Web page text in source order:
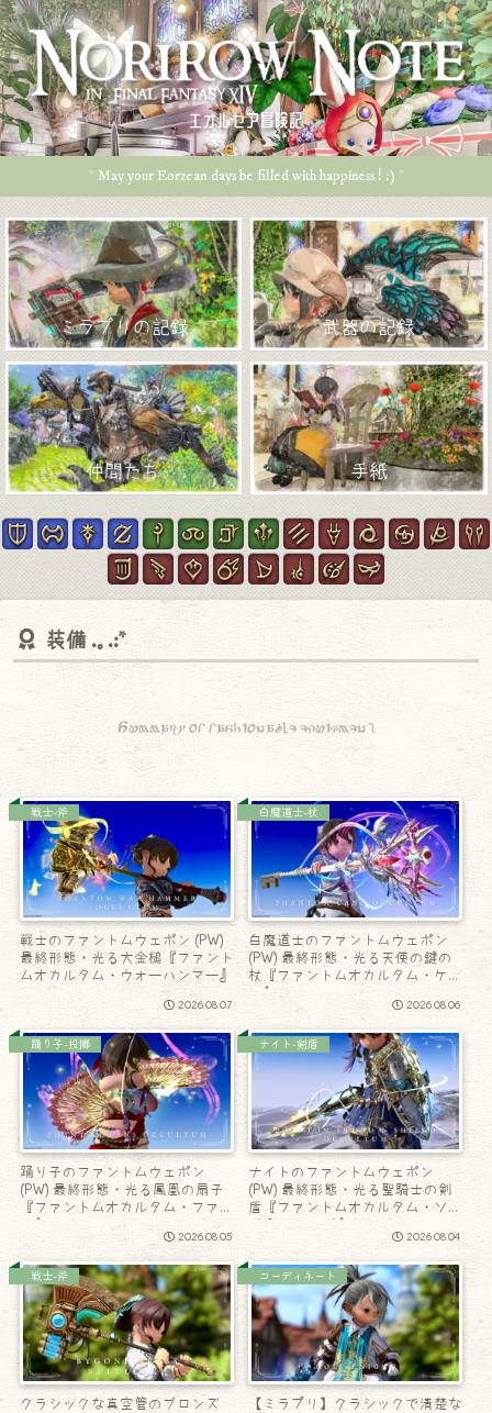
エオルゼア冒険記
* May your Eorzean days be filled with happiness ! :) *
ミラプリの記録 武器の記録
仲間たち 手紙
装備
Summary of fashionable equipment.
戦士-斧
戦士のファントムウェポン (PW)
最終形態・光る大金槌『ファント
ムオカルタム・ウォーハンマー』
2026.08.07
白魔道士-杖
白魔道士のファントムウェポン
(PW) 最終形態・光る天使の鍵の
杖『ファントムオカルタム・ケー
ン』
2026.08.06
踊り子-投擲
踊り子のファントムウェポン
(PW) 最終形態・光る鳳凰の扇子
『ファントムオカルタム・ファ
ン』
2026.08.05
ナイト-剣盾
ナイトのファントムウェポン
(PW) 最終形態・光る聖騎士の剣
盾『ファントムオカルタム・ソー
ド & シールド』
2026.08.04
戦士-斧
クラシックな真空管のブロンズ
コーディネート
【ミラプリ】クラシックで清楚な